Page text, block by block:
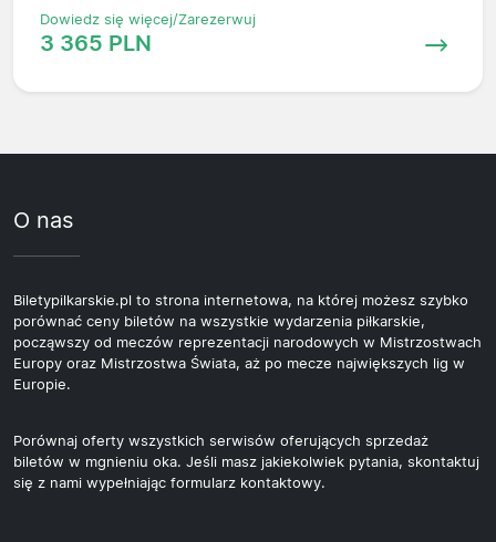
Dowiedz się więcej/Zarezerwuj
3 365 PLN
O nas
Biletypilkarskie.pl to strona internetowa, na której możesz szybko
porównać ceny biletów na wszystkie wydarzenia piłkarskie,
począwszy od meczów reprezentacji narodowych w Mistrzostwach
Europy oraz Mistrzostwa Świata, aż po mecze największych lig w
Europie.
Porównaj oferty wszystkich serwisów oferujących sprzedaż
biletów w mgnieniu oka. Jeśli masz jakiekolwiek pytania, skontaktuj
się z nami wypełniając formularz kontaktowy.